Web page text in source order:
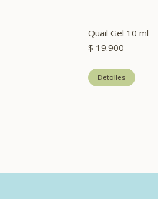
Quail Gel 10 ml
$ 19.900
Detalles